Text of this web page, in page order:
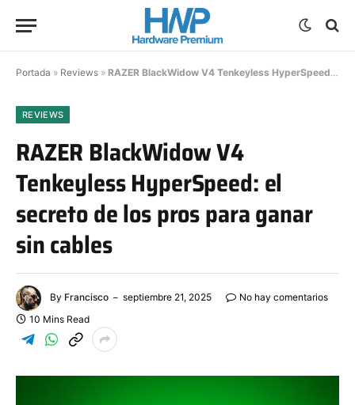
Portada » Reviews » RAZER BlackWidow V4 Tenkeyless HyperSpeed: el secreto de los pros para ganar sin cables
REVIEWS
RAZER BlackWidow V4
Tenkeyless HyperSpeed: el
secreto de los pros para ganar
sin cables
By Francisco septiembre 21, 2025
No hay comentarios
10 Mins Read